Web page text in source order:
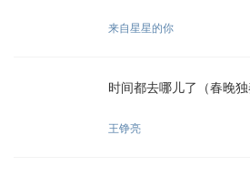
来自星星的你
时间都去哪儿了（春晚独
王铮亮